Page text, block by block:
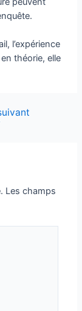
l’expérience
théorie, elle
Les champs